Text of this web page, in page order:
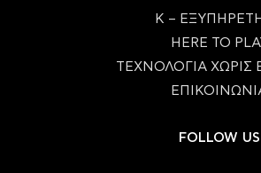
Κ –
HERE TO
ΤΕΧΝΟΛΟΓΙΑ ΧΩΡΙΣ
FOLLOW US